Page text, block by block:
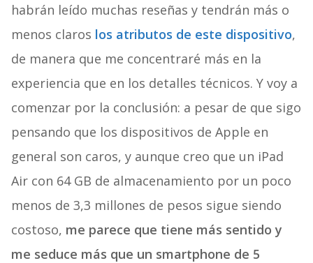
habrán leído muchas reseñas y tendrán más o
menos claros los atributos de este dispositivo,
de manera que me concentraré más en la
experiencia que en los detalles técnicos. Y voy a
comenzar por la conclusión: a pesar de que sigo
pensando que los dispositivos de Apple en
general son caros, y aunque creo que un iPad
Air con 64 GB de almacenamiento por un poco
menos de 3,3 millones de pesos sigue siendo
costoso, me parece que tiene más sentido y
me seduce más que un smartphone de 5